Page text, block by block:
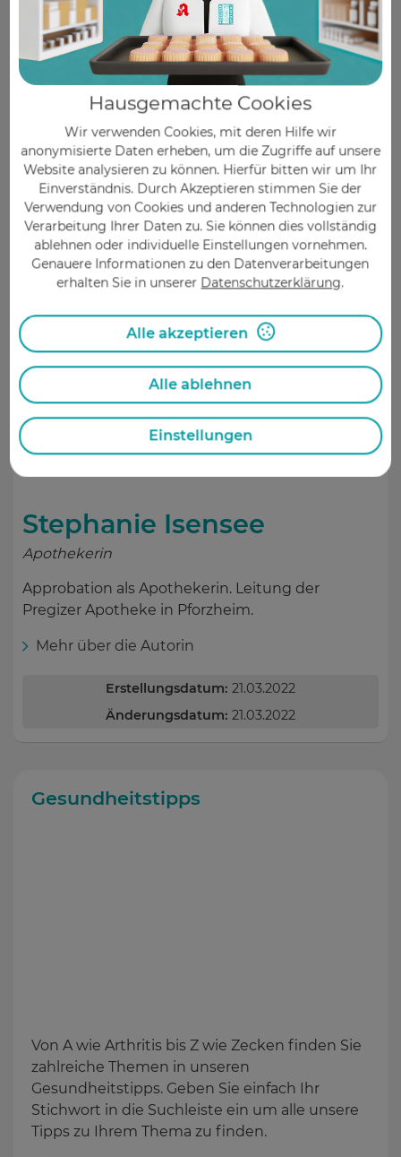
Hausgemachte Cookies
Wir verwenden Cookies, mit deren Hilfe wir
anonymisierte Daten erheben, um die Zugriffe auf unsere
Website analysieren zu können. Hierfür bitten wir um Ihr
Einverständnis. Durch Akzeptieren stimmen Sie der
Verwendung von Cookies und anderen Technologien zur
Verarbeitung Ihrer Daten zu. Sie können dies vollständig
ablehnen oder individuelle Einstellungen vornehmen.
Genauere Informationen zu den Datenverarbeitungen
erhalten Sie in unserer Datenschutzerklärung.
Alle akzeptieren
Alle ablehnen
Einstellungen
verschiedenen pflanzlichen Bioflavonoiden und
Vitaminen unsere Schutzpolizei.
Mein besonderer Tipp
: Neben einer effektiven
Schmerzbehandlung sollten wir nach dem
Abklingen der Symptome das Immunsystem
gezielt unterstützen, damit sich die Nerven gut
regenerieren können und keine gefürchteten
Nervenschäden bestehen bleiben, die unter dem
Namen „Postherpetische Neuralgie“ bekannt sind.
Über diese Seite:
Autorin
Stephanie Isensee
Apothekerin
Approbation als Apothekerin. Leitung der
Pregizer Apotheke in Pforzheim.
Mehr über die Autorin
Erstellungsdatum: 21.03.2022
Änderungsdatum: 21.03.2022
Gesundheitstipps
Von A wie Arthritis bis Z wie Zecken finden Sie
zahlreiche Themen in unseren
Gesundheitstipps. Geben Sie einfach Ihr
Stichwort in die Suchleiste ein um alle unsere
Tipps zu Ihrem Thema zu finden.